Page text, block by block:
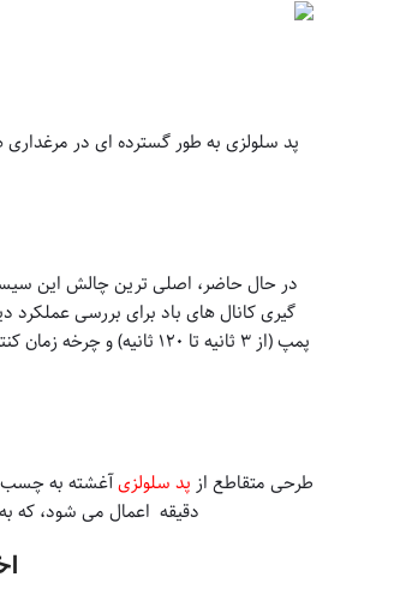
پد سلولزی به طور گسترده ای در
در حال حاضر، اصلی ترین چالش این
گیری کانال های باد برای بررسی
طرحی متقاطع ازپد سلولزی
دقیقه اعمال می شود، که